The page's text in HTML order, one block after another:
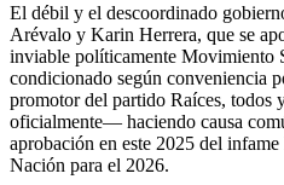
El débil y el descoordinado
Arévalo y Karin Herrera, que se
inviable políticamente Movimiento
condicionado según conveniencia
promotor del partido Raíces,
oficialmente— haciendo causa
aprobación en este 2025 del
Nación para el 2026.